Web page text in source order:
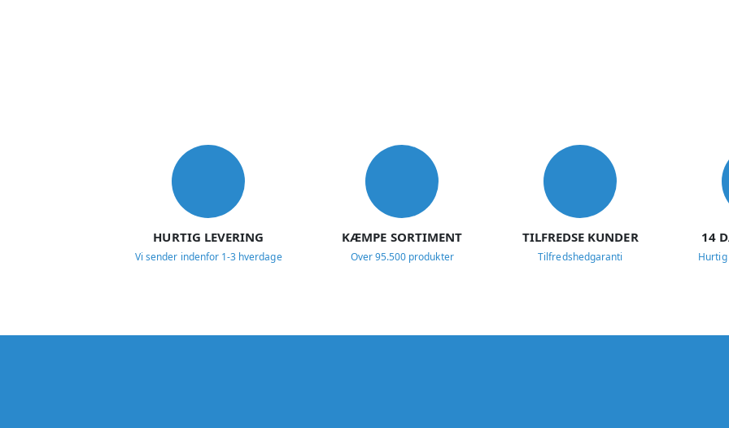
HURTIG LEVERING
Vi sender indenfor 1-3 hverdage
KÆMPE SORTIMENT
Over 95.500 produkter
TILFREDSE KUNDER
Tilfredshedgaranti
14